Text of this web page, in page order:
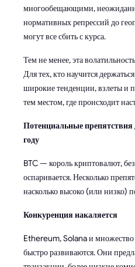
многообещающими,
нормативных репрессий до
могут все сбить с курса.
Тем не менее, эта
Для тех, кто научится
широкие тенденции, взлеты и
тем местом, где происходит
Потенциальные
году
BTC — король криптовалют,
оспаривается. Несколько
насколько высоко (или низко)
Конкуренция накаляется
Ethereum, Solana и
быстро развиваются. Они